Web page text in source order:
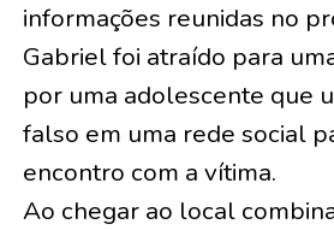
informações reunidas no
Gabriel foi atraído para
por uma adolescente que
falso em uma rede social
encontro com a vítima.
Ao chegar ao local